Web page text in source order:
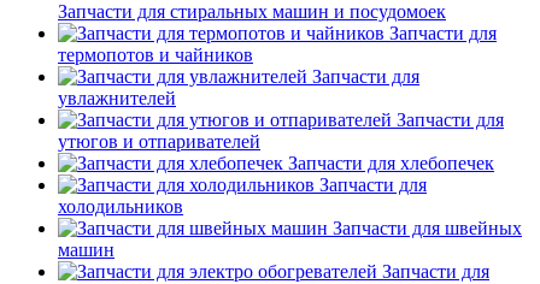
Запчасти для стиральных машин и посудомоек
Запчасти для
термопотов и чайников
Запчасти для
увлажнителей
Запчасти для
утюгов и отпаривателей
Запчасти для хлебопечек
Запчасти для
холодильников
Запчасти для швейных
машин
Запчасти для